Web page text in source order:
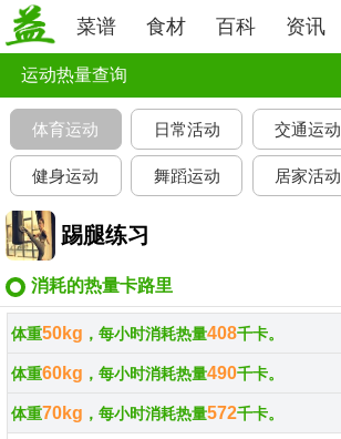
菜谱 食材 百科 资讯
运动热量查询
体育运动 日常活动 交通运动
健身运动 舞蹈运动 居家活动
踢腿练习
消耗的热量卡路里
体重50kg ，每小时消耗热量408千卡。
体重60kg ，每小时消耗热量490千卡。
体重70kg ，每小时消耗热量572千卡。